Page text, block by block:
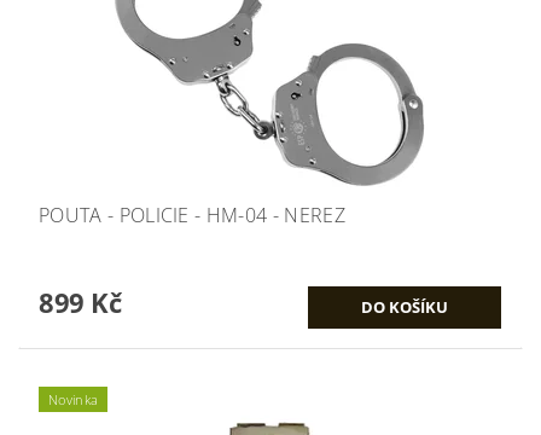
POUTA - POLICIE - HM-04 - NEREZ
899 Kč
Novinka